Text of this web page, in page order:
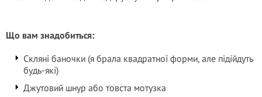
Що вам знадобиться:
Скляні баночки (я брала квадратної форми, але підійдуть
будь-які)
Джутовий шнур або товста мотузка